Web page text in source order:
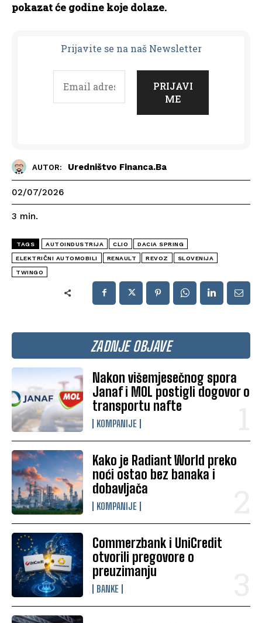
ZADNJE OBJAVE
Nakon višemjesečnog spora
Janaf i MOL postigli dogovor o
transportu nafte
KOMPANIJE
Kako je Radiant World preko
noći ostao bez banaka i
dobavljača
KOMPANIJE
Commerzbank i UniCredit
otvorili pregovore o
preuzimanju
BANKE
pokazat će godine koje dolaze.
Prijavite se na naš Newsletter
AUTOR: Uredništvo Financa.ba
02/07/2026
3 min.
TAGS AUTOINDUSTRIJA CLIO DACIA SPRING
ELEKTRIČNI AUTOMOBILI RENAULT REVOZ SLOVENIJA
TWINGO